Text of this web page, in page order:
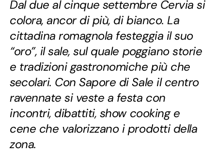
Dal due al cinque settembre Cervia si
colora, ancor di più, di bianco. La
cittadina romagnola festeggia il suo
“oro”, il sale, sul quale poggiano storie
e tradizioni gastronomiche più che
secolari. Con Sapore di Sale il centro
ravennate si veste a festa con
incontri, dibattiti, show cooking e
cene che valorizzano i prodotti della
zona.